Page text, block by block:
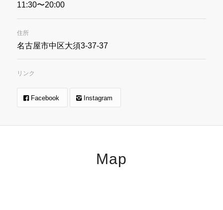
11:30〜20:00
住所
名古屋市中区大須3-37-37
リンク
Facebook Instagram
Map